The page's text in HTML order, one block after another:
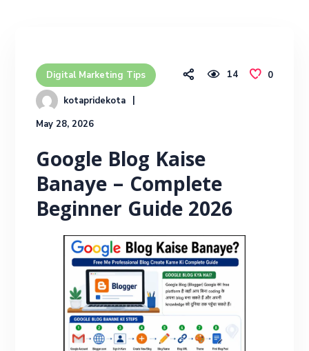
Digital Marketing Tips
kotapridekota
May 28, 2026
14 0
Google Blog Kaise
Banaye – Complete
Beginner Guide 2026